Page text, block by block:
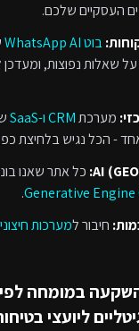
העסקיים שלכם.
בוט WhatsApp AI
שאלות נפוצות,
מערכתCRM ו-SaaS
- הכל נגיש בלחיצת
כל אתר שאנו
Generative
.
חיבור למערכות
במומחה
ליועצי